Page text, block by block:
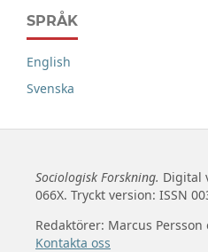
SPRÅK
English
Svenska
Sociologisk Forskning. Digital
066X. Tryckt version: ISSN
Redaktörer: Marcus
Kontakta oss